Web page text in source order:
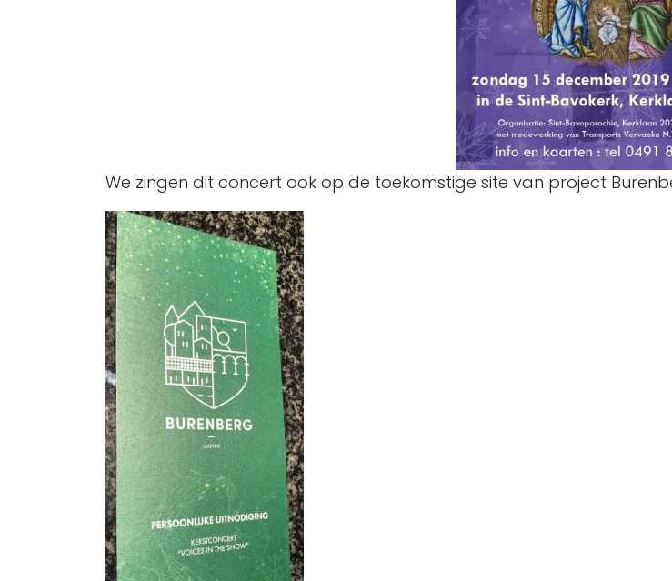
We zingen dit concert ook op de toekomstige site van project
Image